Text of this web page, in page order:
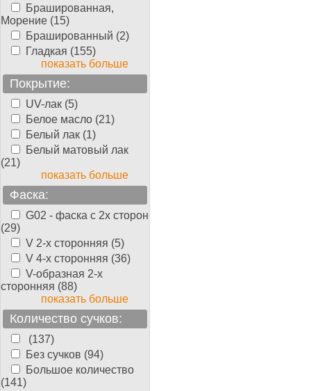
Брашированная,
Морение (15)
Брашированный (2)
Гладкая (155)
показать больше
Покрытие:
UV-лак (5)
Белое масло (21)
Белый лак (1)
Белый матовый лак
(21)
показать больше
Фаска:
G02 - фаска с 2х сторон
(29)
V 2-х сторонняя (5)
V 4-х сторонняя (36)
V-образная 2-х
сторонняя (88)
показать больше
Количество сучков:
(137)
Без сучков (94)
Большое количество
(141)